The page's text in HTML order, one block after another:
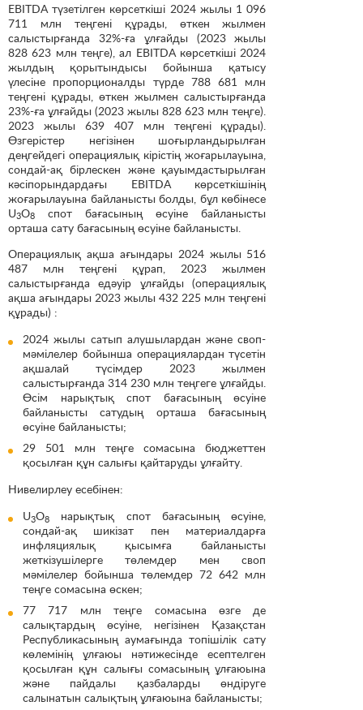
EBITDA түзетілген көрсеткіші 2024 жылы 1 096
711 млн теңгені құрады, өткен жылмен
салыстырғанда 32%-ға ұлғайды (2023 жылы
828 623 млн теңге), ал EBITDA көрсеткіші 2024
жылдың қорытындысы бойынша қатысу
үлесіне пропорционалды түрде 788 681 млн
теңгені құрады, өткен жылмен салыстырғанда
23%-ға ұлғайды (2023 жылы 828 623 млн теңге).
2023 жылы 639 407 млн теңгені құрады).
Өзгерістер негізінен шоғырландырылған
деңгейдегі операциялық кірістің жоғарылауына,
сондай-ақ бірлескен және қауымдастырылған
кәсіпорындардағы EBITDA көрсеткішінің
жоғарылауына байланысты болды, бұл көбінесе
U3O8
спот бағасының өсуіне байланысты
орташа сату бағасының өсуіне байланысты.
Операциялық ақша ағындары 2024 жылы 516
487 млн теңгені құрап, 2023 жылмен
салыстырғанда едәуір ұлғайды (операциялық
ақша ағындары 2023 жылы 432 225 млн теңгені
құрады) :
2024 жылы сатып алушылардан және своп-
мәмілелер бойынша операциялардан түсетін
ақшалай түсімдер 2023 жылмен
салыстырғанда 314 230 млн теңгеге ұлғайды.
Өсім нарықтық спот бағасының өсуіне
байланысты сатудың орташа бағасының
өсуіне байланысты;
29 501 млн теңге сомасына бюджеттен
қосылған құн салығы қайтаруды ұлғайту.
Нивелирлеу есебінен:
U3O8
нарықтық спот бағасының өсуіне,
сондай-ақ шикізат пен материалдарға
инфляциялық қысымға байланысты
жеткізушілерге төлемдер мен своп
мәмілелер бойынша төлемдер 72 642 млн
теңге сомасына өскен;
77 717 млн теңге сомасына өзге де
салықтардың өсуіне, негізінен Қазақстан
Республикасының аумағында топішілік сату
көлемінің ұлғаюы нәтижесінде есептелген
қосылған құн салығы сомасының ұлғаюына
және пайдалы қазбаларды өндіруге
салынатын салықтың ұлғаюына байланысты;